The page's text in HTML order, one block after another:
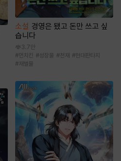
소설 경영은 됐고 돈만 쓰고 싶
습니다
3.7만
#먼치킨 #성장물 #천재 #현대판타지
#재벌물